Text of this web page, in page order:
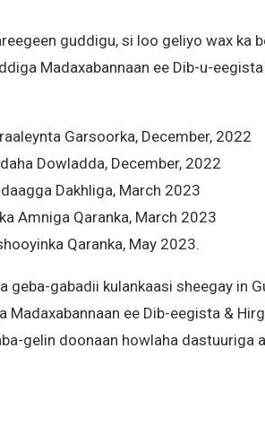
guddigu, si loo geliyo wax ka
Madaxabannaan ee Dib-u-
Garsoorka, December, 2022
Dowladda, December, 2022
Dakhliga, March 2023
Amniga Qaranka, March 2023
Qaranka, May 2023.
geba-gabadii kulankaasi sheegay in
Madaxabannaan ee Dib-eegista &
gelin doonaan howlaha dastuuriga